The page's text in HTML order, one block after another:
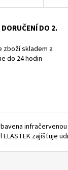
DORUČENÍ DO 2.
zboží skladem a
do 24 hodin
zajišťuje